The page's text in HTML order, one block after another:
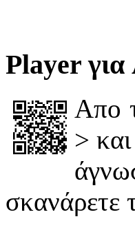
Player
Απο
>
σκανάρετε